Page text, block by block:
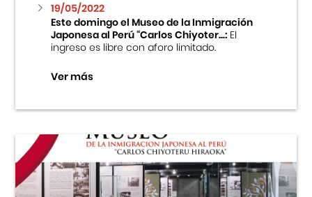
19/05/2022
Este domingo el Museo de la Inmigración
Japonesa al Perú “Carlos Chiyoter...:El
ingreso es libre con aforo limitado.
Ver más